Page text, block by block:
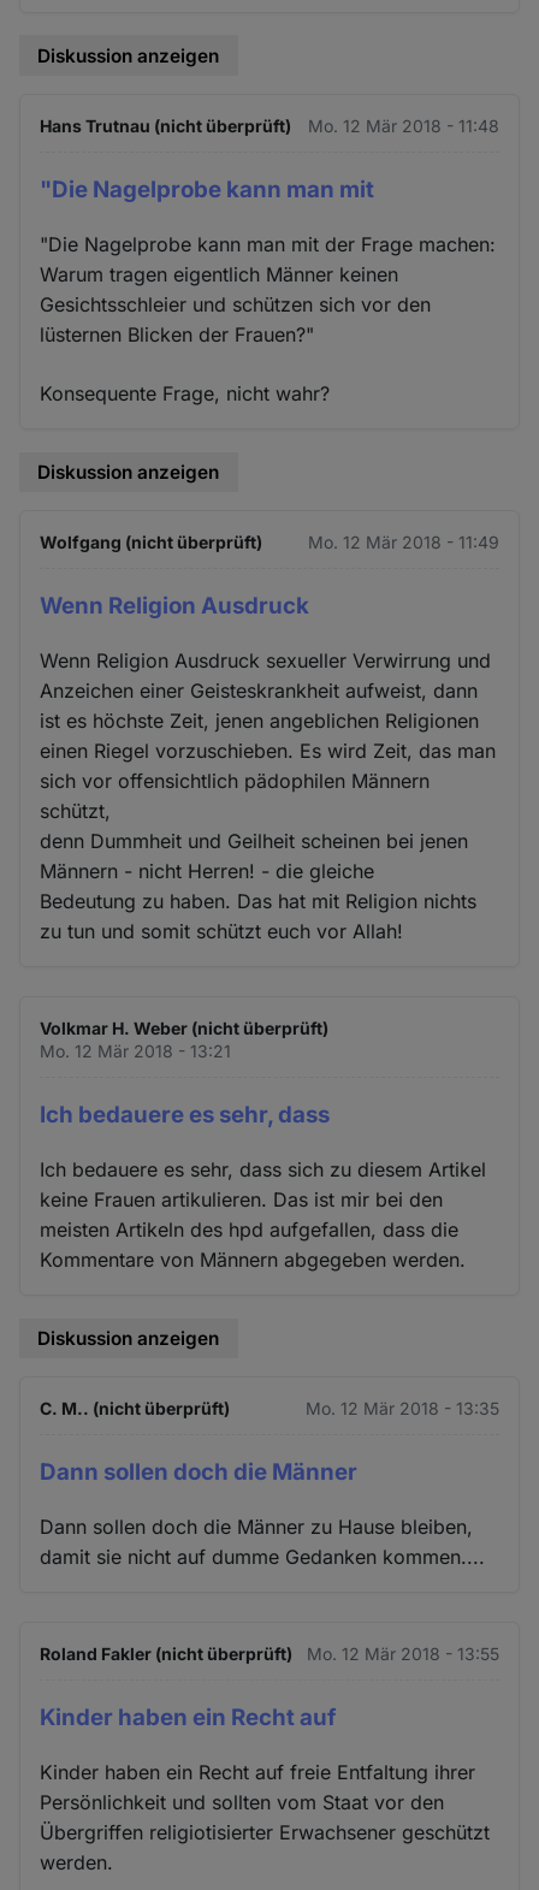
Diskussion anzeigen
Hans Trutnau (nicht überprüft) Mo. 12 Mär 2018 - 11:48
"Die Nagelprobe kann man mit
"Die Nagelprobe kann man mit der Frage machen:
Warum tragen eigentlich Männer keinen
Gesichtsschleier und schützen sich vor den
lüsternen Blicken der Frauen?"
Konsequente Frage, nicht wahr?
Diskussion anzeigen
Wolfgang (nicht überprüft) Mo. 12 Mär 2018 - 11:49
Wenn Religion Ausdruck
Wenn Religion Ausdruck sexueller Verwirrung und
Anzeichen einer Geisteskrankheit aufweist, dann
ist es höchste Zeit, jenen angeblichen Religionen
einen Riegel vorzuschieben. Es wird Zeit, das man
sich vor offensichtlich pädophilen Männern
schützt,
denn Dummheit und Geilheit scheinen bei jenen
Männern - nicht Herren! - die gleiche
Bedeutung zu haben. Das hat mit Religion nichts
zu tun und somit schützt euch vor Allah!
Volkmar H. Weber (nicht überprüft)
Mo. 12 Mär 2018 - 13:21
Ich bedauere es sehr, dass
Ich bedauere es sehr, dass sich zu diesem Artikel
keine Frauen artikulieren. Das ist mir bei den
meisten Artikeln des hpd aufgefallen, dass die
Kommentare von Männern abgegeben werden.
Diskussion anzeigen
C. M.. (nicht überprüft) Mo. 12 Mär 2018 - 13:35
Dann sollen doch die Männer
Dann sollen doch die Männer zu Hause bleiben,
damit sie nicht auf dumme Gedanken kommen....
Roland Fakler (nicht überprüft) Mo. 12 Mär 2018 - 13:55
Kinder haben ein Recht auf
Kinder haben ein Recht auf freie Entfaltung ihrer
Persönlichkeit und sollten vom Staat vor den
Übergriffen religiotisierter Erwachsener geschützt
werden.